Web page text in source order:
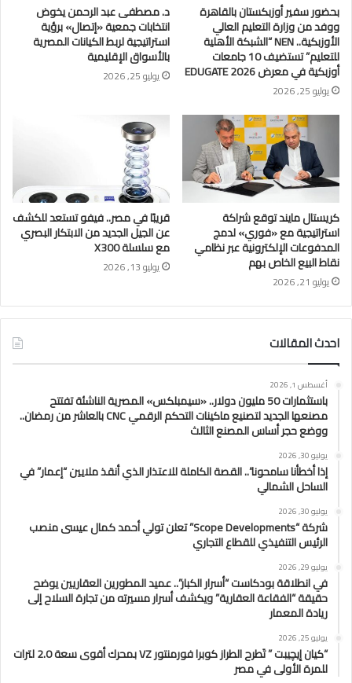
بحضور سفير أوزبكستان بالقاهرة
ووفد من وزارة التعليم العالي
الأوزبكية.. NEN “الشبكة الأهلية
للتعليم” تستضيف 10 جامعات
أوزبكية في معرض EDUGATE 2026
يوليو 25, 2026
د. مصطفى عبد الرحمن يخوض
انتخابات جمعية «إتصال» برؤية
استراتيجية لربط الكيانات المصرية
بالأسواق الإقليمية
يوليو 25, 2026
كريستال مايند توقع شراكة
استراتيجية مع «فوري» لدمج
المدفوعات الإلكترونية عبر نظامي
نقاط البيع الخاص بهم
يوليو 21, 2026
قريبًا في مصر.. فيفو تستعد للكشف
عن الجيل الجديد من الابتكار البصري
مع سلسلة X300
يوليو 13, 2026
احدث المقالات
أغسطس 1, 2026
باستثمارات 50 مليون دولار.. «سيمبلكس» المصرية الناشئة تفتتح
مصنعها الجديد لتصنيع ماكينات التحكم الرقمي CNC بالعاشر من رمضان..
ووضع حجر أساس المصنع الثالث
يوليو 30, 2026
إذا أخطأنا سامحونا”.. القصة الكاملة للاعتذار الذي أنقذ ملايين “إعمار” في
الساحل الشمالي
يوليو 30, 2026
شركة “Scope Developments” تعلن تولي أحمد كمال عيسى منصب
الرئيس التنفيذي للقطاع التجاري
يوليو 29, 2026
في انطلاقة بودكاست “أسرار الكبار”.. عميد المطورين العقاريين يوضح
حقيقة “الفقاعة العقارية” ويكشف أسرار مسيرته من تجارة السلاح إلى
ريادة المعمار
يوليو 25, 2026
“كيان إيچيبت ” تَطرح الطراز كوبرا فورمنتور VZ بمحرك أقوى سعة 2.0 لترات
للمرة الأولى في مصر